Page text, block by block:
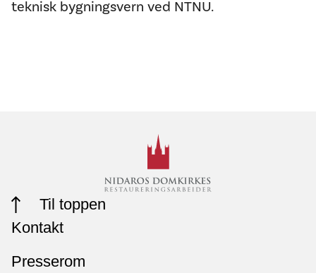
teknisk bygningsvern ved NTNU.
Kontakt
Presserom
Til toppen